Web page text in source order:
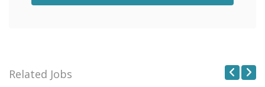
Related Jobs